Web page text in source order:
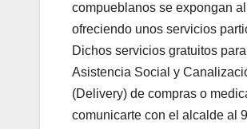
compueblanos se expongan
ofreciendo unos servicios
Dichos servicios gratuitos
Asistencia Social y
(Delivery) de compras o
comunicarte con el alcalde al